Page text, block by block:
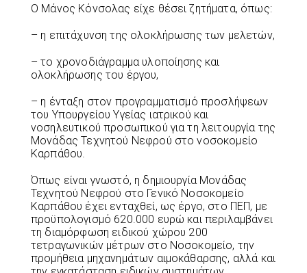
Ο Μάνος Κόνσολας είχε θέσει ζητήματα, όπως:
– η επιτάχυνση της ολοκλήρωσης των μελετών,
– το χρονοδιάγραμμα υλοποίησης και
ολοκλήρωσης του έργου,
– η ένταξη στον προγραμματισμό προσλήψεων
του Υπουργείου Υγείας ιατρικού και
νοσηλευτικού προσωπικού για τη λειτουργία της
Μονάδας Τεχνητού Νεφρού στο νοσοκομείο
Καρπάθου.
Όπως είναι γνωστό, η δημιουργία Μονάδας
Τεχνητού Νεφρού στο Γενικό Νοσοκομείο
Καρπάθου έχει ενταχθεί, ως έργο, στο ΠΕΠ, με
προϋπολογισμό 620.000 ευρώ και περιλαμβάνει
τη διαμόρφωση ειδικού χώρου 200
τετραγωνικών μέτρων στο Νοσοκομείο, την
προμήθεια μηχανημάτων αιμοκάθαρσης, αλλά και